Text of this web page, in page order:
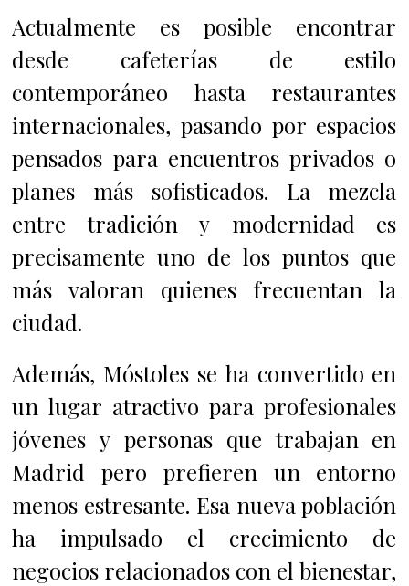
Actualmente es posible encontrar
desde cafeterías de estilo
contemporáneo hasta restaurantes
internacionales, pasando por espacios
pensados para encuentros privados o
planes más sofisticados. La mezcla
entre tradición y modernidad es
precisamente uno de los puntos que
más valoran quienes frecuentan la
ciudad.
Además, Móstoles se ha convertido en
un lugar atractivo para profesionales
jóvenes y personas que trabajan en
Madrid pero prefieren un entorno
menos estresante. Esa nueva población
ha impulsado el crecimiento de
negocios relacionados con el bienestar,